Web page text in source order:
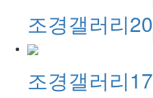
조경갤러리20
조경갤러리17